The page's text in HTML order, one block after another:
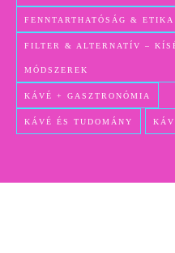
FENNTARTHATÓSÁG & ETIKA
FILTER & ALTERNATÍV –
MÓDSZEREK
KÁVÉ + GASZTRONÓMIA
KÁVÉ ÉS TUDOMÁNY